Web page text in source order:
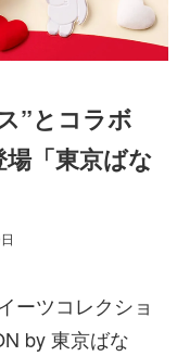
”とコラボ
「東京ばな
ーツコレクショ
by 東京ばな